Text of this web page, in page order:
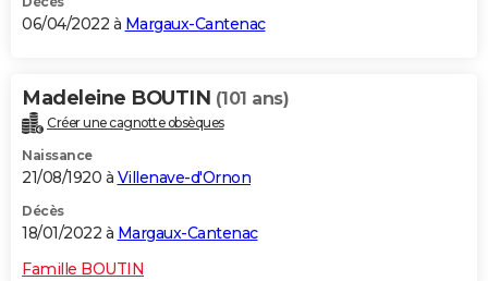
06/04/2022 à Margaux-Cantenac
Madeleine BOUTIN (101 ans)
Créer une cagnotte obsèques
Naissance
21/08/1920 à Villenave-d'Ornon
Décès
18/01/2022 à Margaux-Cantenac
Famille BOUTIN